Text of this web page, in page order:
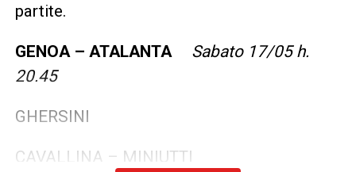
partite.
GENOA – ATALANTA Sabato 17/05 h.
20.45
GHERSINI
CAVALLINA – MINIUTTI